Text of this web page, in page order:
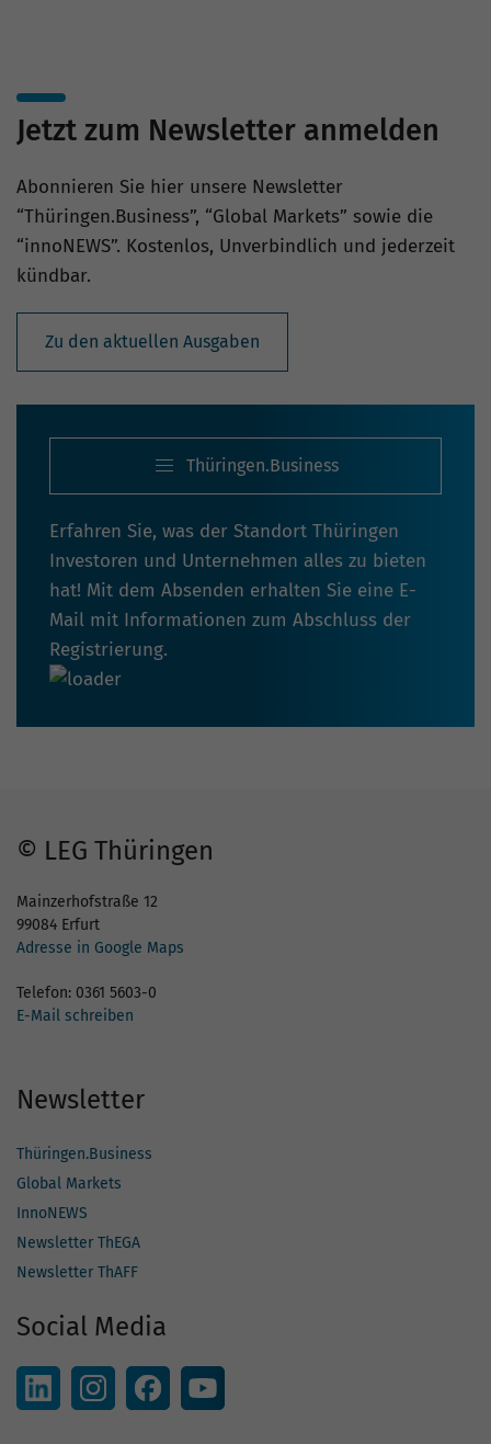
Jetzt zum Newsletter anmelden
Abonnieren Sie hier unsere Newsletter
“Thüringen.Business”, “Global Markets” sowie die
“innoNEWS”. Kostenlos, Unverbindlich und jederzeit
kündbar.
Zu den aktuellen Ausgaben
Thüringen.Business
Erfahren Sie, was der Standort Thüringen
Investoren und Unternehmen alles zu bieten
hat! Mit dem Absenden erhalten Sie eine E-
Mail mit Informationen zum Abschluss der
Registrierung.
© LEG Thüringen
Mainzerhofstraße 12
99084 Erfurt
Adresse in Google Maps
Telefon: 0361 5603-0
E-Mail schreiben
Newsletter
Thüringen.Business
Global Markets
InnoNEWS
Newsletter ThEGA
Newsletter ThAFF
Social Media